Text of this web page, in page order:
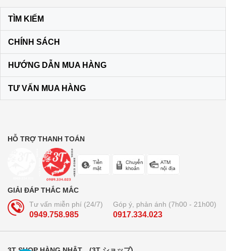
TÌM KIẾM
CHÍNH SÁCH
HƯỚNG DẪN MUA HÀNG
TƯ VẤN MUA HÀNG
HỖ TRỢ THANH TOÁN
GIẢI ĐÁP THẮC MẮC
Tư vấn miễn phí (24/7)
0949.758.985
Góp ý, phản ánh (7h00 - 21h00)
0917.334.023